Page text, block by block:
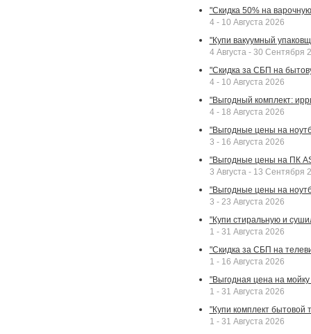
"Скидка 50% на
4 - 10 Августа 2026
"Купи вакуумный
4 Августа - 30 Сентября
"Скидка за СБП на
4 - 10 Августа 2026
"Выгодный комплект:
4 - 18 Августа 2026
"Выгодные цены на
3 - 16 Августа 2026
"Выгодные цены на ПК
3 Августа - 13 Сентября
"Выгодные цены на
3 - 23 Августа 2026
"Купи стиральную и
1 - 31 Августа 2026
"Скидка за СБП на
1 - 16 Августа 2026
"Выгодная цена на
1 - 31 Августа 2026
"Купи комплект бытовой
1 - 31 Августа 2026